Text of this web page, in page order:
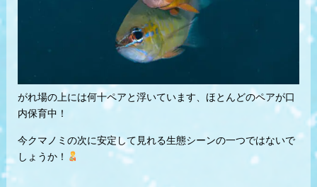
がれ場の上には何十ペアと浮いています、ほとんどのペアが口
内保育中！
今クマノミの次に安定して見れる生態シーンの一つではないで
しょうか！